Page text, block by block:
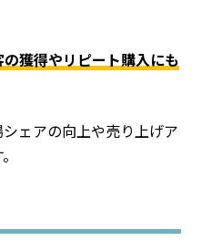
獲得やリピート購入にも
ェアの向上や売り上げア